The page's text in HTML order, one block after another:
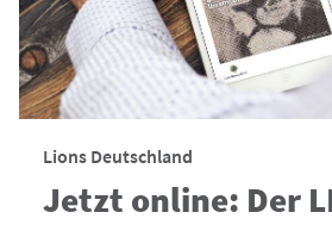
Lions Deutschland
Jetzt online: Der